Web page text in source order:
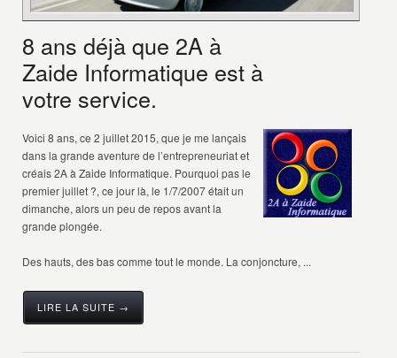
8 ans déjà que 2A à
Zaide Informatique est à
votre service.
Voici 8 ans, ce 2 juillet 2015, que je me lançais
dans la grande aventure de l’entrepreneuriat et
créais 2A à Zaide Informatique. Pourquoi pas le
premier juillet ?, ce jour là, le 1/7/2007 était un
dimanche, alors un peu de repos avant la
grande plongée.
Des hauts, des bas comme tout le monde. La conjoncture, ...
LIRE LA SUITE →